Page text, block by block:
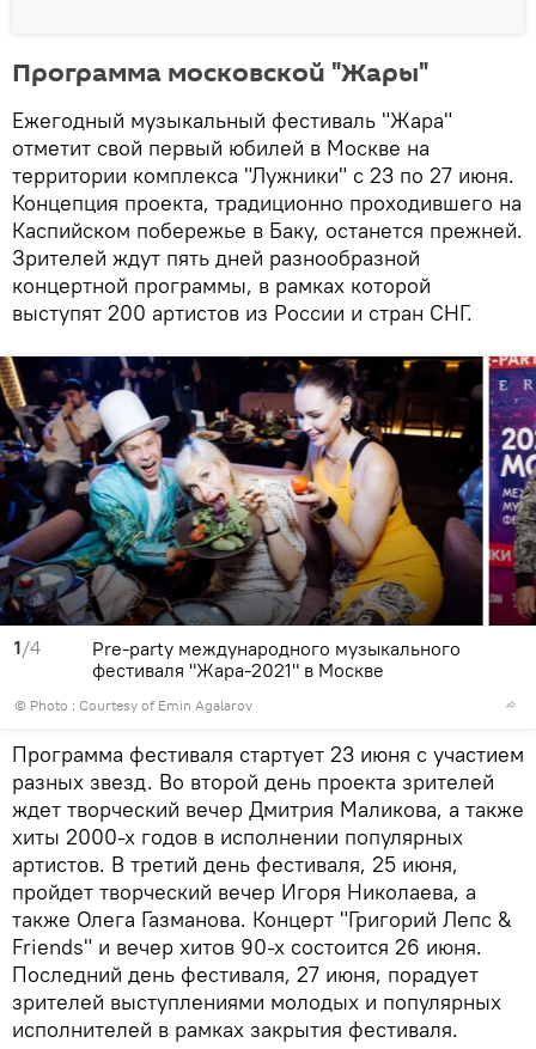
Программа московской "Жары"
Ежегодный музыкальный фестиваль "Жара"
отметит свой первый юбилей в Москве на
территории комплекса "Лужники" с 23 по 27 июня.
Концепция проекта, традиционно проходившего на
Каспийском побережье в Баку, останется прежней.
Зрителей ждут пять дней разнообразной
концертной программы, в рамках которой
выступят 200 артистов из России и стран СНГ.
1/4
© Photo : Courtesy of Emin Agalarov
Pre-party международного музыкального
фестиваля "Жара-2021" в Москве
Программа фестиваля стартует 23 июня с участием
разных звезд. Во второй день проекта зрителей
ждет творческий вечер Дмитрия Маликова, а также
хиты 2000-х годов в исполнении популярных
артистов. В третий день фестиваля, 25 июня,
пройдет творческий вечер Игоря Николаева, а
также Олега Газманова. Концерт "Григорий Лепс &
Friends" и вечер хитов 90-х состоится 26 июня.
Последний день фестиваля, 27 июня, порадует
зрителей выступлениями молодых и популярных
исполнителей в рамках закрытия фестиваля.